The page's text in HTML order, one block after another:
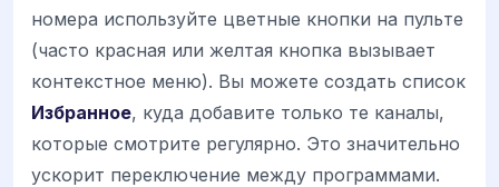
номера используйте цветные кнопки на пульте
(часто красная или желтая кнопка вызывает
контекстное меню). Вы можете создать список
Избранное, куда добавите только те каналы,
которые смотрите регулярно. Это значительно
ускорит переключение между программами.